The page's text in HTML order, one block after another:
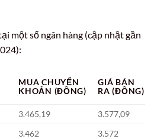
một số ngân hàng (cập nhật gần
MUA CHUYỂN
KHOẢN (ĐỒNG)
GIÁ BÁN
RA (ĐỒNG)
3.465,19
3.577,09
3.462
3.572